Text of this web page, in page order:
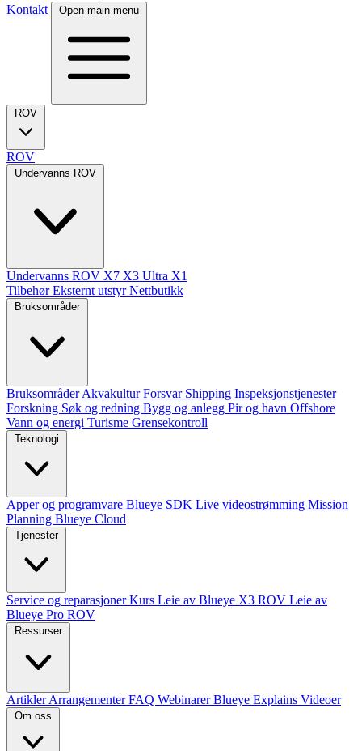
Kontakt
Open main menu
ROV
ROV
Undervanns ROV
Undervanns ROV X7 X3 Ultra X1
TilbehørEksternt utstyrNettbutikk
Bruksområder
BruksområderAkvakulturForsvar Shipping Inspeksjonstjenester
Forskning Søk og redning Bygg og anlegg Pir og havn Offshore
Vann og energi Turisme Grensekontroll
Teknologi
Apper og programvare Blueye SDK Live videostrømming Mission
Planning Blueye Cloud
Tjenester
Service og reparasjonerKurs Leie av Blueye X3 ROV Leie av
Blueye Pro ROV
Ressurser
ArtiklerArrangementerFAQ WebinarerBlueye Explains Videoer
Om oss